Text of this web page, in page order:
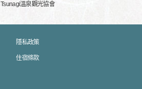
Tsunagi溫泉觀光協會
隱私政策
住宿條款